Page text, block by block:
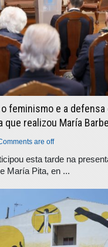
feminismo e a
que realizou María
are off
esta tarde na
María Pita, en ...